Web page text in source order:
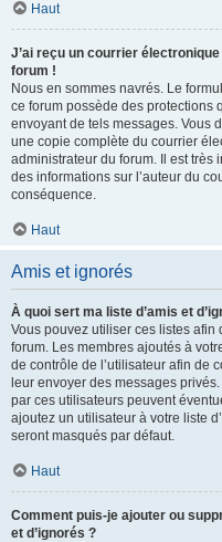
Haut
J’ai reçu un courrier
forum !
Nous en sommes navrés. Le
ce forum possède des protections
envoyant de tels messages. Vous
une copie complète du courrier
administrateur du forum. Il est très
des informations sur l’auteur du
conséquence.
Haut
Amis et ignorés
À quoi sert ma liste d’amis et
Vous pouvez utiliser ces listes afin
forum. Les membres ajoutés à
de contrôle de l’utilisateur afin de
leur envoyer des messages
par ces utilisateurs peuvent
ajoutez un utilisateur à votre liste
seront masqués par défaut.
Haut
Comment puis-je ajouter ou
et d’ignorés ?